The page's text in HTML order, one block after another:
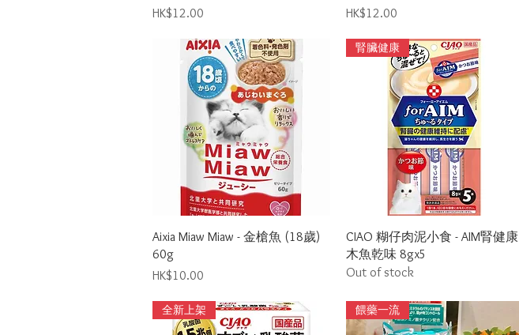
Price
HK$12.00
Price
HK$12.00
Quick View
Aixia Miaw Miaw - 金槍魚 (18歲)
60g
Price
HK$10.00
Quick View
腎臟健康
CIAO 糊仔肉泥小食 - AIM腎健康
木魚乾味 8gx5
Out of stock
全新上架 餵藥一流